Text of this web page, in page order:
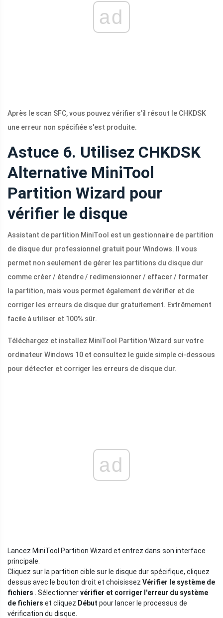
ad
Après le scan SFC, vous pouvez vérifier s'il résout le CHKDSK
une erreur non spécifiée s'est produite.
Astuce 6. Utilisez CHKDSK
Alternative MiniTool
Partition Wizard pour
vérifier le disque
Assistant de partition MiniTool est un gestionnaire de partition
de disque dur professionnel gratuit pour Windows. Il vous
permet non seulement de gérer les partitions du disque dur
comme créer / étendre / redimensionner / effacer / formater
la partition, mais vous permet également de vérifier et de
corriger les erreurs de disque dur gratuitement. Extrêmement
facile à utiliser et 100% sûr.
Téléchargez et installez MiniTool Partition Wizard sur votre
ordinateur Windows 10 et consultez le guide simple ci-dessous
pour détecter et corriger les erreurs de disque dur.
ad
Lancez MiniTool Partition Wizard et entrez dans son interface
principale.
Cliquez sur la partition cible sur le disque dur spécifique, cliquez
dessus avec le bouton droit et choisissez Vérifier le système de
fichiers . Sélectionnervérifier et corriger l'erreur du système
de fichiers et cliquez Début pour lancer le processus de
vérification du disque.